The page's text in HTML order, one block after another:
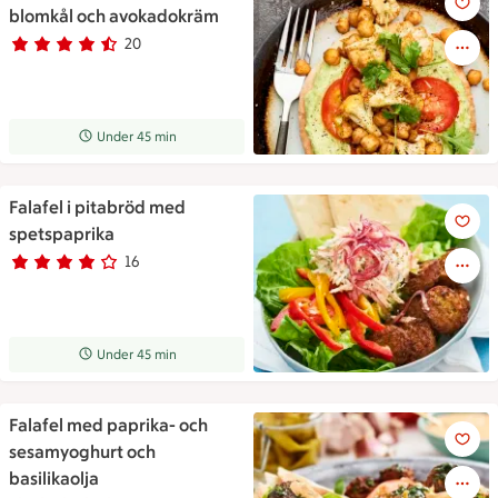
blomkål och avokadokräm
Betyg 4.5 av 5. 20
20 personer har röstat
Receptet tar Under 45 min att tillaga
Under 45 min
Falafel i pitabröd med
spetspaprika
Betyg 3.8 av 5. 16
16 personer har röstat
Receptet tar Under 45 min att tillaga
Under 45 min
Falafel i pitabröd med
Falafel med paprika- och
sesamyoghurt och
basilikaolja
Falafel med paprika- och